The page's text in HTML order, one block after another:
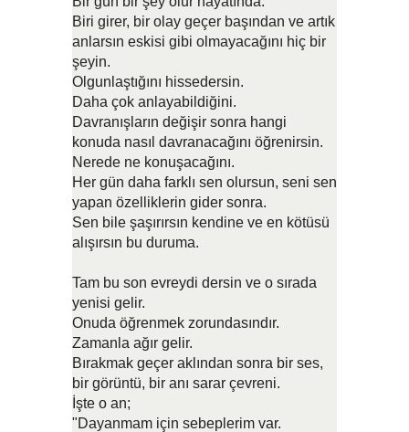
Biri girer, bir olay geçer başından ve artık
anlarsın eskisi gibi olmayacağını hiç bir
şeyin.
Olgunlaştığını hissedersin.
Daha çok anlayabildiğini.
Davranışların değişir sonra hangi
konuda nasıl davranacağını öğrenirsin.
Nerede ne konuşacağını.
Her gün daha farklı sen olursun, seni sen
yapan özelliklerin gider sonra.
Sen bile şaşırırsın kendine ve en kötüsü
alışırsın bu duruma.
Tam bu son evreydi dersin ve o sırada
yenisi gelir.
Onuda öğrenmek zorundasındır.
Zamanla ağır gelir.
Bırakmak geçer aklından sonra bir ses,
bir görüntü, bir anı sarar çevreni.
İşte o an;
"Dayanmam için sebeplerim var.